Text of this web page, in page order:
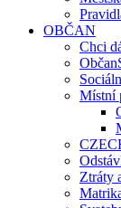
OBČAN
Chci
Místní
Ztráty